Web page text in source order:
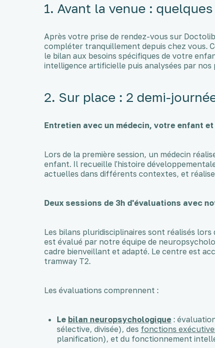
1. Avant la venue :
Après votre prise de rendez-vous sur
compléter tranquillement depuis chez vous.
le bilan aux besoins spécifiques de votre
intelligence artificielle puis analysées par
2. Sur place : 2 demi-
Entretien avec un médecin, votre enfant et
Lors de la première session, un médecin
enfant. Il recueille l'histoire
actuelles dans différents contextes, et
Deux sessions de 3h d'évaluations avec
Les bilans pluridisciplinaires sont réalisés
est évalué par notre équipe de
cadre bienveillant et adapté. Le centre est
tramway T2.
Les évaluations comprennent :
Le bilan neuropsychologique :
sélective, divisée), des fonctions
planification), et du fonctionnement